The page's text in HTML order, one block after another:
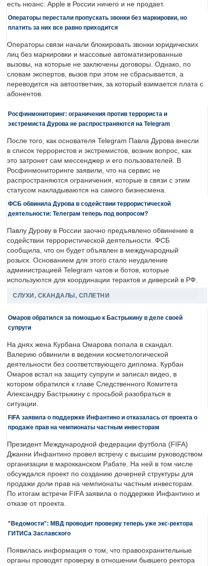
есть нюанс: Apple в России ничего и не продает.
Операторы перестали пропускать звонки без маркировки, но
платить за них все равно приходится
Операторы связи начали блокировать звонки юридических
лиц без маркировки и массовые автоматизированные
вызовы, на которые не заключены договоры. Однако, по
словам экспертов, вызов при этом не сбрасывается, а
переводится на автоответчик, за который взимается плата с
абонентов.
Росфинмониторинг: ограничения против террориста и
экстремиста Дурова не распространяются на Telegram
После того, как основателя Telegram Павла Дурова внесли
в список террористов и экстремистов, возник вопрос, как
это затронет сам мессенджер и его пользователей. В
Росфинмониторинге заявили, что на сервис не
распространяются ограничения, которые в связи с этим
статусом накладываются на самого бизнесмена.
ФСБ обвинила Дурова в содействии террористической
деятельности: Телеграм теперь под вопросом?
Павлу Дурову в России заочно предъявлено обвинение в
содействии террористической деятельности. ФСБ
сообщила, что он будет объявлен в международный
розыск. Основанием для этого стало неудаление
администрацией Telegram чатов и ботов, которые
используются для координации терактов и диверсий в РФ.
СЛУХИ, СКАНДАЛЫ, СПЛЕТНИ
Омаров обратился за помощью к Бастрыкину в деле своей
супруги
На днях жена Курбана Омарова попала в скандал.
Валерию обвинили в ведении косметологической
деятельности без соответствующего диплома. Курбан
Омаров встал на защиту супруги и записал видео, в
котором обратился к главе Следственного Комитета
Александру Бастрыкину с просьбой разобраться в
ситуации.
FIFA заявила о поддержке Инфантино и отказалась от проекта о
продаже прав на чемпионаты частным инвесторам
Президент Международной федерации футбола (FIFA)
Джанни Инфантино провел встречу с высшим руководством
организации в марокканском Рабате. На ней в том числе
обсуждался проект по созданию дочерней структуры для
продажи доли прав на чемпионаты частным инвесторам.
По итогам встречи FIFA заявила о поддержке Инфантино и
отказе от проекта.
"Ведомости": МВД проводит проверку теперь уже экс-ректора
ГИТИСа Заславского
Появилась информация о том, что правоохранительные
органы проводят проверку в отношении бывшего ректора